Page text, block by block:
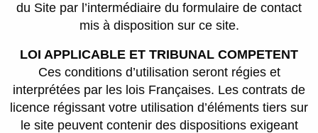
du Site par l’intermédiaire du formulaire de contact
mis à disposition sur ce site.
LOI APPLICABLE ET TRIBUNAL COMPETENT
Ces conditions d’utilisation seront régies et
interprétées par les lois Françaises. Les contrats de
licence régissant votre utilisation d’éléments tiers sur
le site peuvent contenir des dispositions exigeant